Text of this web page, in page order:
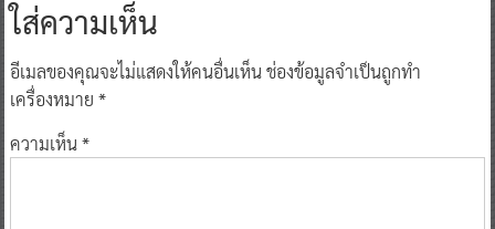
ใส่ความเห็น
อีเมลของคุณจะไม่แสดงให้คนอื่นเห็นช่องข้อมูลจำเป็นถูกทำ
เครื่องหมาย *
ความเห็น*